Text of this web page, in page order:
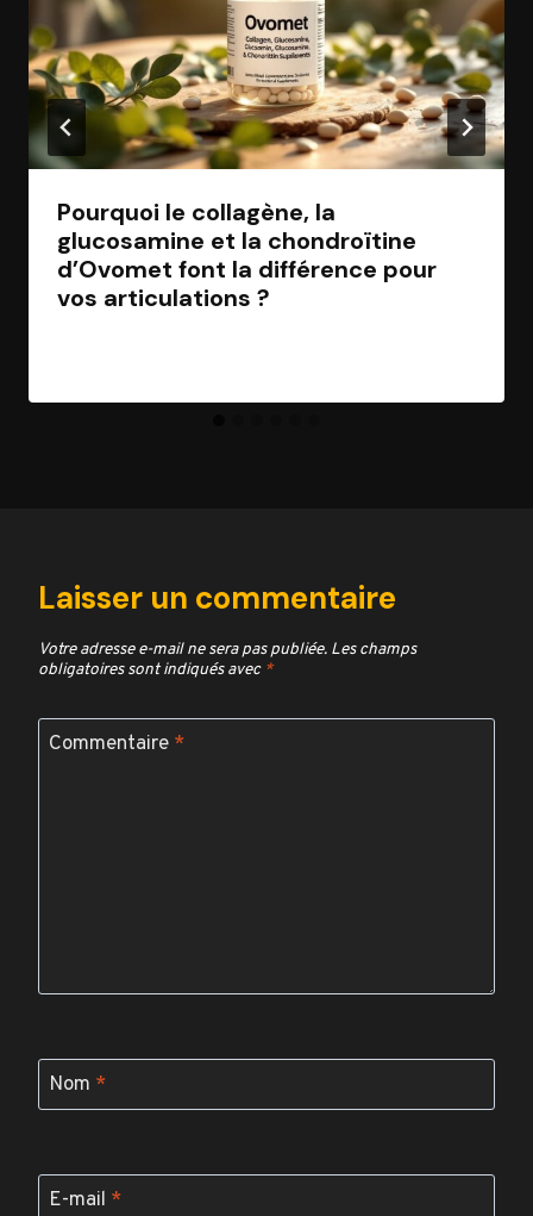
Pourquoi le collagène, la
glucosamine et la chondroïtine
d’Ovomet font la différence pour
vos articulations ?
Laisser un commentaire
Votre adresse e-mail ne sera pas publiée. Les champs
obligatoires sont indiqués avec *
Commentaire *
Nom *
E-mail *